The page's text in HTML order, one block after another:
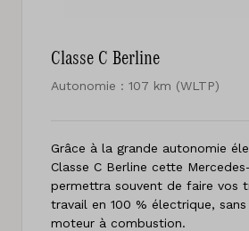
Classe C Berline
Autonomie : 107 km (WLTP)
Grâce à la grande autonomie
Classe C Berline cette
permettra souvent de faire vos
travail en 100 % électrique,
moteur à combustion.